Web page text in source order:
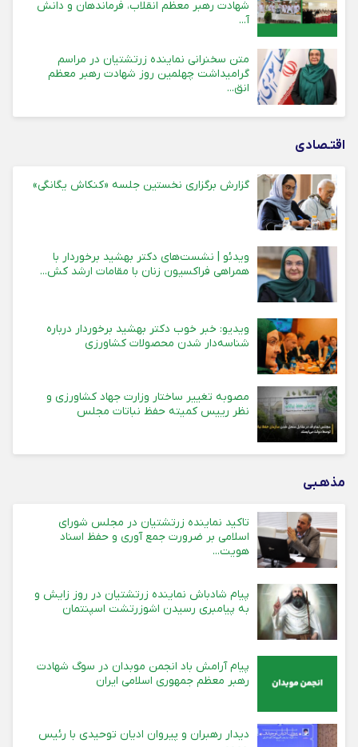
شهادت رهبر معظم انقلاب، فرماندهان و دانش
آ...
متن سخنرانی نماینده زرتشتیان در مراسم
گرامیداشت چهلمین روز شهادت رهبر معظم
انق...
اقتـصادی
گزارش برگزاری نخستین جلسه «کنکاش یگانگی»
ویدئو | نشست‌های دکتر بهشید برخوردار با
همراهی فراکسیون زنان با مقامات ارشد کش...
ویدیو: خبر خوب دکتر بهشید برخوردار درباره
شناسه‌دار شدن محصولات کشاورزی
مصوبه تغییر ساختار وزارت جهاد کشاورزی و
نظر رییس کمیته حفظ نباتات مجلس
مذهـبی
تاکید نماینده زرتشتیان در مجلس شورای
اسلامی بر ضرورت جمع آوری و حفظ اسناد
هویت...
پیام شادباش نماینده زرتشتیان در روز زایش و
به پیامبری رسیدن اشوزرتشت اسپنتمان
پیام آرامش باد انجمن موبدان در سوگ شهادت
رهبر معظم جمهوری اسلامی ایران
دیدار رهبران و پیروان ادیان توحیدی با رئیس